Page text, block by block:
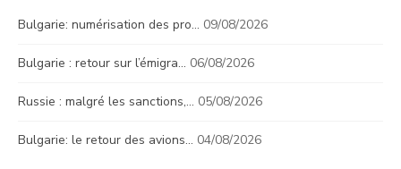
Bulgarie: numérisation des pro… 09/08/2026
Bulgarie : retour sur l’émigra… 06/08/2026
Russie : malgré les sanctions,… 05/08/2026
Bulgarie: le retour des avions… 04/08/2026